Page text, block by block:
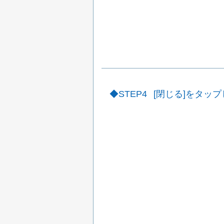
STEP4 [閉じる]をタップ